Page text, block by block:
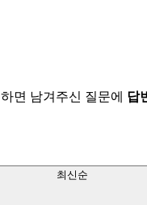
하면 남겨주신 질문에 답
최신순